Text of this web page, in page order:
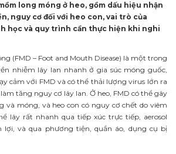
long móng ở heo, gồm dấu hiệu nhận
nguy cơ đối với heo con, vai trò của
học và quy trình cần thực hiện khi nghi
(FMD – Foot and Mouth Disease) là một trong
nhiễm lây lan nhanh ở gia súc móng guốc,
cảm với FMD và có thể thải lượng virus lớn ra
tăng nguy cơ lây lan. Ở heo, FMD có thể gây
móng, và heo con có nguy cơ chết do viêm
lây rất nhanh qua tiếp xúc trực tiếp, aerosol
lợi, và qua phương tiện, quần áo, dụng cụ bị